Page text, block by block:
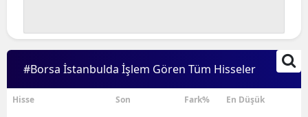
#Borsa İstanbulda İşlem Gören Tüm Hisseler
Hisse Son Fark% En Düşük